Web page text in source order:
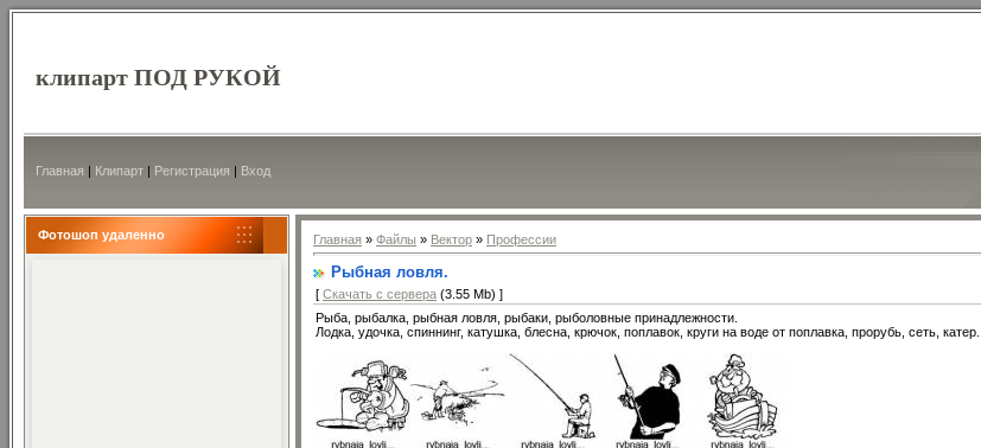
клипарт ПОД РУКОЙ
Главная | Клипарт | Регистрация | Вход
Фотошоп удаленно Главная » Файлы » Вектор » Профессии
Рыбная ловля.
[ Скачать с сервера (3.55 Mb) ]
Рыба, рыбалка, рыбная ловля, рыбаки, рыболовные принадлежности.
Лодка, удочка, спиннинг, катушка, блесна, крючок, поплавок, круги на воде от поплавка, прорубь, сеть, катер...